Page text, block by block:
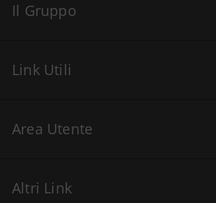
Il Gruppo
Link Utili
Area Utente
Altri Link